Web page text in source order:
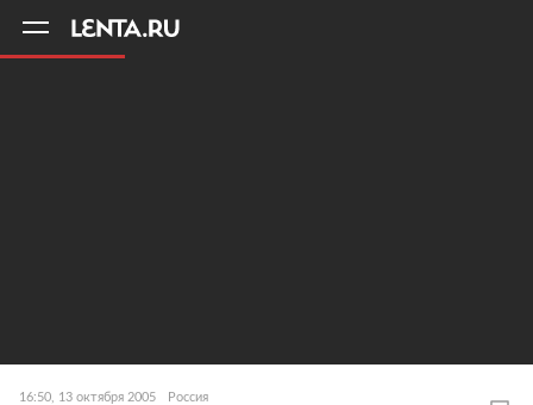
16:50, 13 октября 2005 Россия